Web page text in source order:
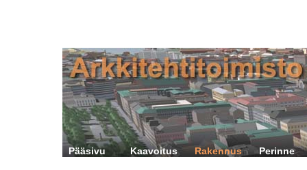
Pääsivu Kaavoitus Rakennus Perinne